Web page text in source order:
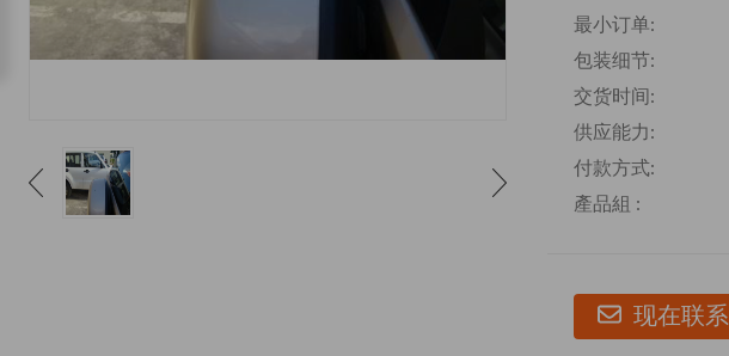
最小订单:
包装细节:
交货时间:
供应能力:
付款方式:
產品組 :
现在联系